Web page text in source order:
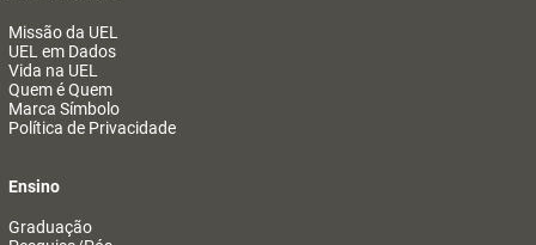
Missão da UEL
UEL em Dados
Vida na UEL
Quem é Quem
Marca Símbolo
Política de Privacidade
Ensino
Graduação